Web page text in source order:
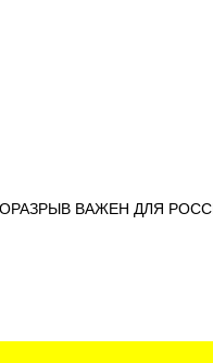
ВАЖЕН ДЛЯ